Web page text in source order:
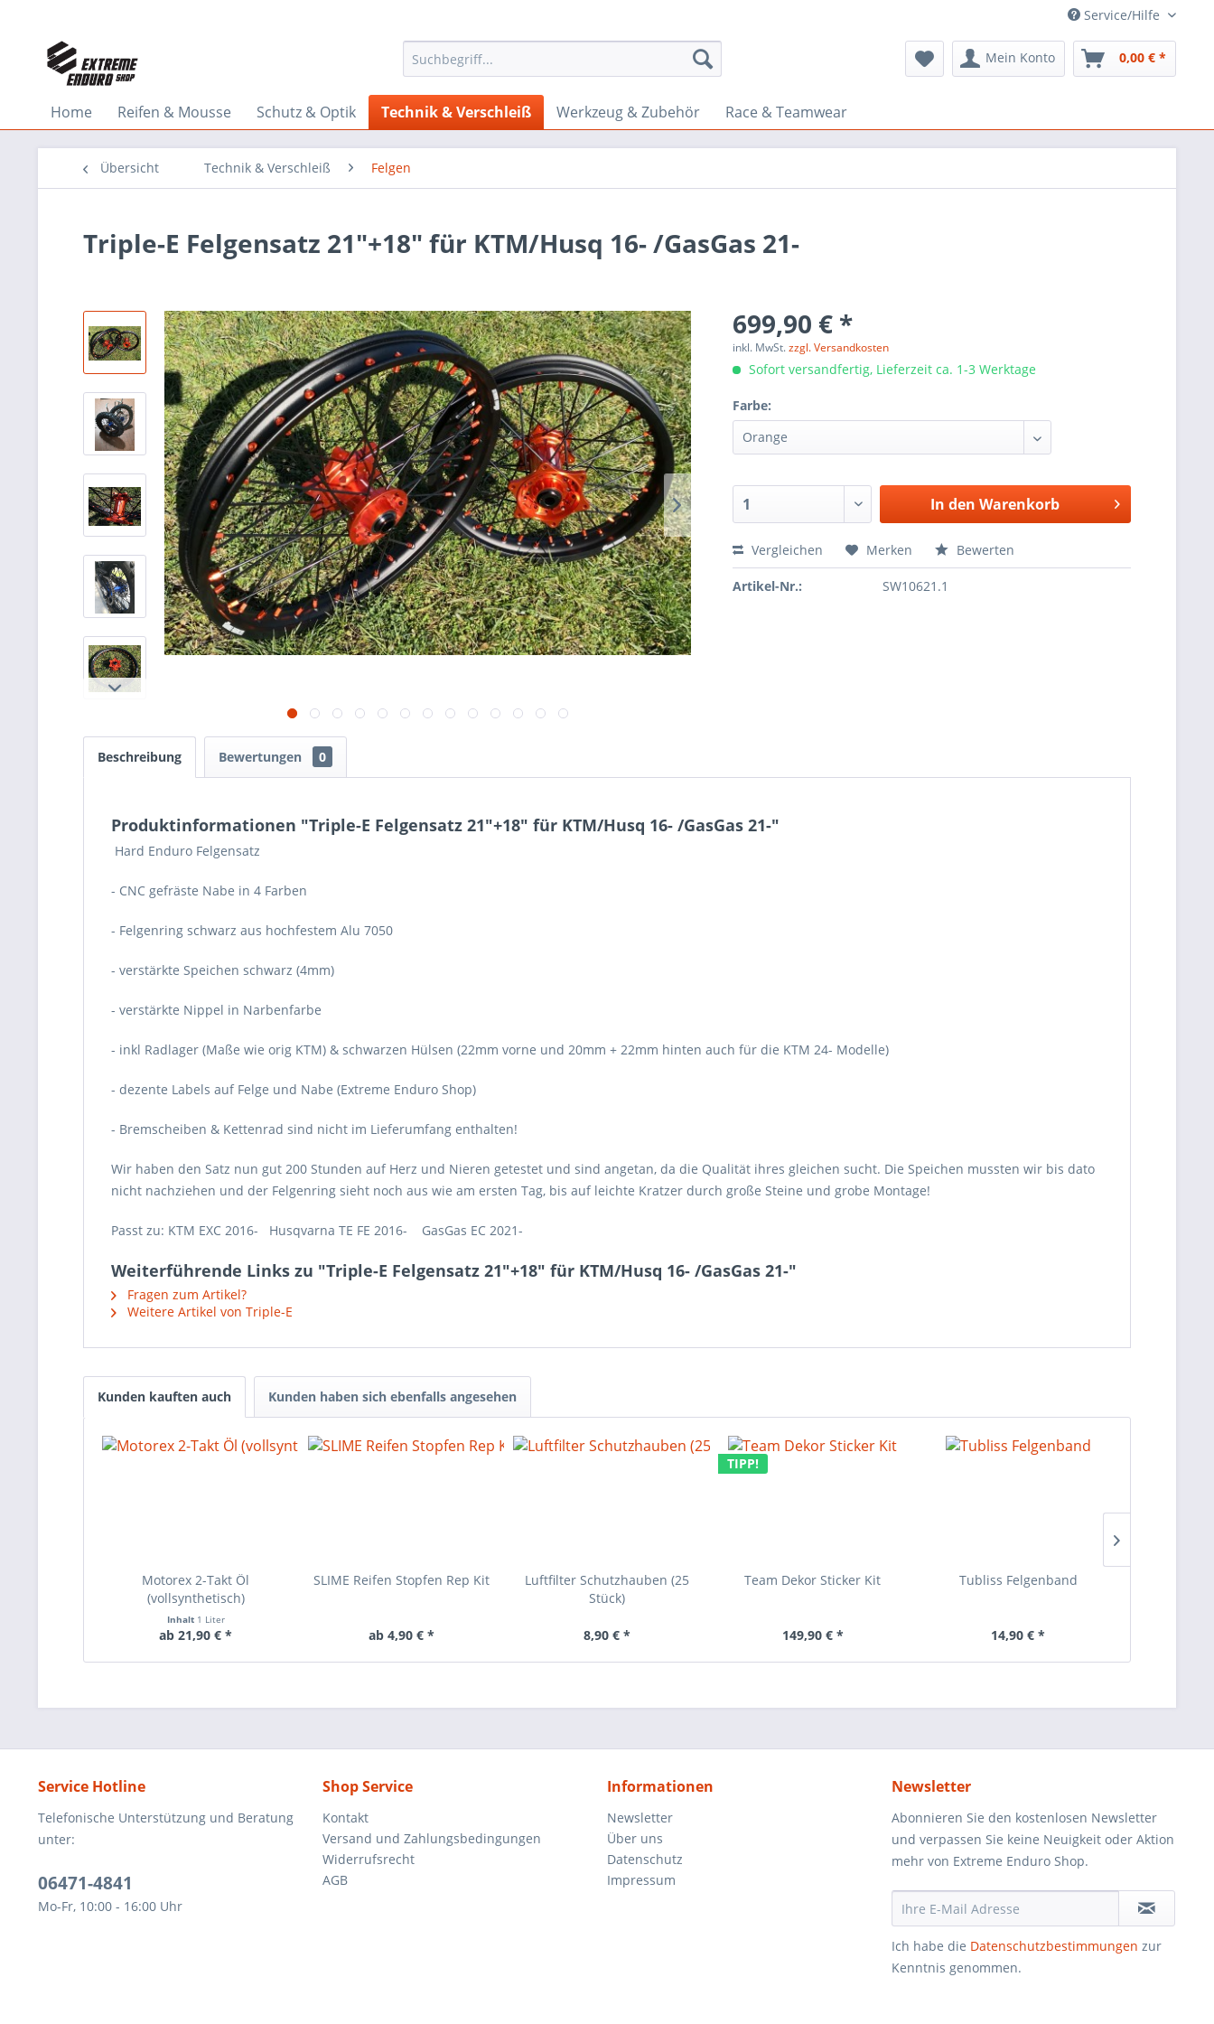
Service/Hilfe
Mein Konto 0,00 € *
Home Reifen & Mousse Schutz & Optik Technik & Verschleiß Werkzeug & Zubehör Race & Teamwear
Übersicht Technik & Verschleiß Felgen
Triple-E Felgensatz 21"+18" für KTM/Husq 16- /GasGas 21-
699,90 € *
inkl. MwSt.zzgl. Versandkosten
Sofort versandfertig, Lieferzeit ca. 1-3 Werktage
Farbe:
In den Warenkorb
Vergleichen Merken Bewerten
Artikel-Nr.: SW10621.1
Beschreibung Bewertungen 0
Produktinformationen "Triple-E Felgensatz 21"+18" für KTM/Husq 16- /GasGas 21-"
Hard Enduro Felgensatz
- CNC gefräste Nabe in 4 Farben
- Felgenring schwarz aus hochfestem Alu 7050
- verstärkte Speichen schwarz (4mm)
- verstärkte Nippel in Narbenfarbe
- inkl Radlager (Maße wie orig KTM) & schwarzen Hülsen (22mm vorne und 20mm + 22mm hinten auch für die KTM 24- Modelle)
- dezente Labels auf Felge und Nabe (Extreme Enduro Shop)
- Bremscheiben & Kettenrad sind nicht im Lieferumfang enthalten!
Wir haben den Satz nun gut 200 Stunden auf Herz und Nieren getestet und sind angetan, da die Qualität ihres gleichen sucht. Die Speichen mussten wir bis dato
nicht nachziehen und der Felgenring sieht noch aus wie am ersten Tag, bis auf leichte Kratzer durch große Steine und grobe Montage!
Passt zu: KTM EXC 2016- Husqvarna TE FE 2016- GasGas EC 2021-
Weiterführende Links zu "Triple-E Felgensatz 21"+18" für KTM/Husq 16- /GasGas 21-"
Fragen zum Artikel?
Weitere Artikel von Triple-E
Kunden kauften auch Kunden haben sich ebenfalls angesehen
Motorex 2-Takt Öl
(vollsynthetisch)
Inhalt 1 Liter
ab 21,90 € *
SLIME Reifen Stopfen Rep Kit
ab 4,90 € *
Luftfilter Schutzhauben (25
Stück)
8,90 € *
TIPP!
Team Dekor Sticker Kit
149,90 € *
Tubliss Felgenband
14,90 € *
Service Hotline
Telefonische Unterstützung und Beratung
unter:
06471-4841
Mo-Fr, 10:00 - 16:00 Uhr
Shop Service
Kontakt
Versand und Zahlungsbedingungen
Widerrufsrecht
AGB
Informationen
Newsletter
Über uns
Datenschutz
Impressum
Newsletter
Abonnieren Sie den kostenlosen Newsletter
und verpassen Sie keine Neuigkeit oder Aktion
mehr von Extreme Enduro Shop.
Ich habe die Datenschutzbestimmungen zur
Kenntnis genommen.